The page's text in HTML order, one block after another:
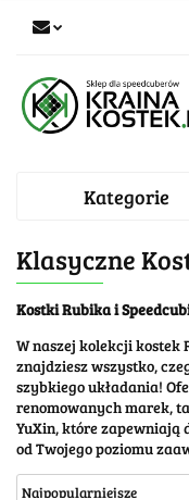
Kategorie
Klasyczne
Kostki Rubika i
W naszej kolekcji kostek
znajdziesz wszystko,
szybkiego układania!
renomowanych marek,
YuXin, które zapewniają
od Twojego poziomu